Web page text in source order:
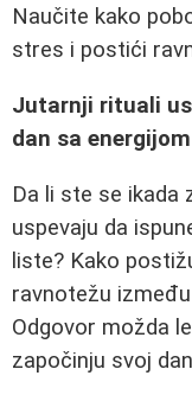
Naučite kako
stres i postići
Jutarnji rituali
dan sa
Da li ste se ikada
uspevaju da
liste? Kako
ravnotežu
Odgovor možda
započinju svoj